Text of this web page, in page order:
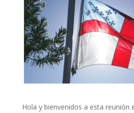
Hola y bienvenidos a esta reunión